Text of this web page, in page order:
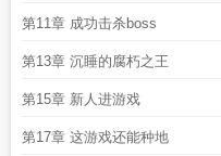
第11章 成功击杀boss
第13章 沉睡的腐朽之王
第15章 新人进游戏
第17章 这游戏还能种地